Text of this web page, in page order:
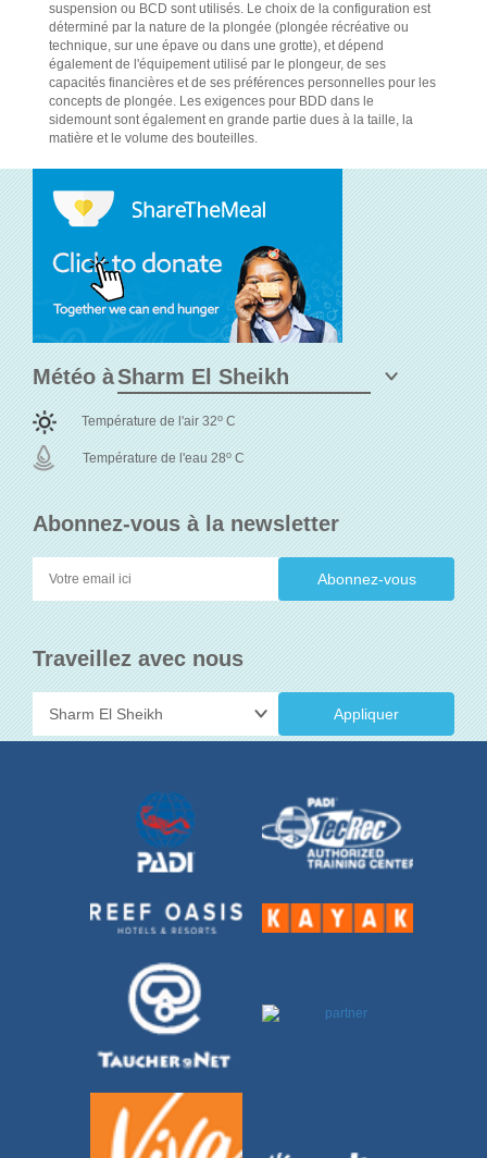
suspension ou BCD sont utilisés. Le choix de la configuration est
déterminé par la nature de la plongée (plongée récréative ou
technique, sur une épave ou dans une grotte), et dépend
également de l'équipement utilisé par le plongeur, de ses
capacités financières et de ses préférences personnelles pour les
concepts de plongée. Les exigences pour BDD dans le
sidemount sont également en grande partie dues à la taille, la
matière et le volume des bouteilles.
Abonnez-vous à la newsletter
Traveillez avec nous
Appliquer
Météo à
Température de l'air 32o C
Température de l'eau 28o C